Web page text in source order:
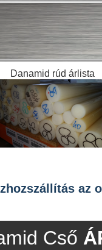
Danamid rúd árlista
az
Cső